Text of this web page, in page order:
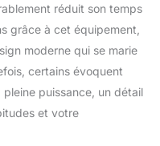
réduit son temps
grâce à cet équipement,
moderne qui se marie
certains évoquent
puissance, un détail
et votre